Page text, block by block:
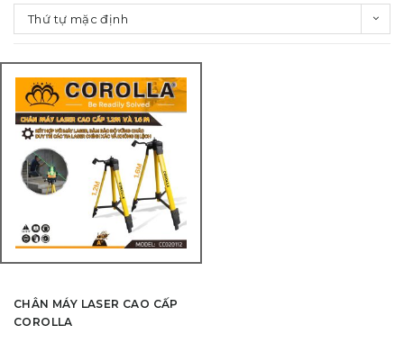
Thứ tự mặc định
CHÂN MÁY LASER CAO CẤP
COROLLA